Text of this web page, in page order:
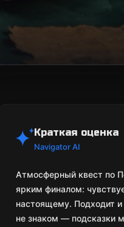
Краткая оценка
Navigator AI
Атмосферный квест по
ярким финалом:
настоящему. Подходит
не знаком — подсказки